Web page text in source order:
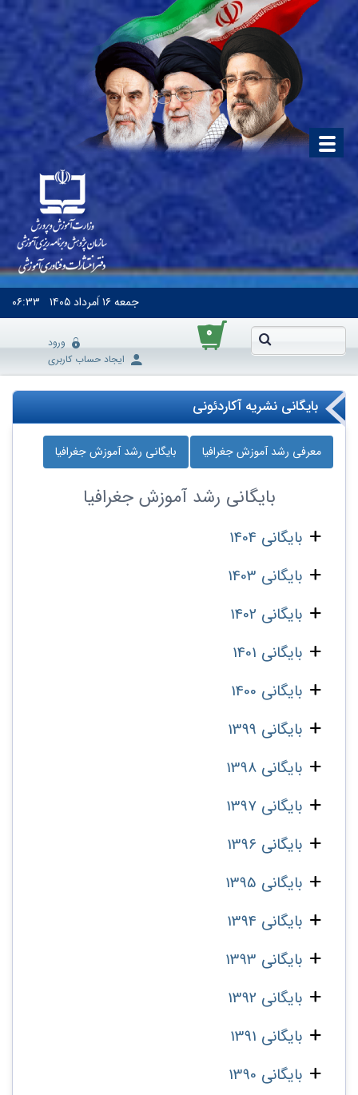
جمعه۱۶ اَمرداد ۱۴۰۵ ۰۶:۳۳
۰
ورود
ایجاد حساب کاربری
بایگانی نشریه آکاردئونی
معرفی رشد آموزش جغرافیا بایگانی رشد آموزش جغرافیا
بایگانی رشد آموزش جغرافیا
بایگانی 1404
بایگانی 1403
بایگانی 1402
بایگانی 1401
بایگانی 1400
بایگانی 1399
بایگانی 1398
بایگانی 1397
بایگانی 1396
بایگانی 1395
بایگانی 1394
بایگانی 1393
بایگانی 1392
بایگانی 1391
بایگانی 1390